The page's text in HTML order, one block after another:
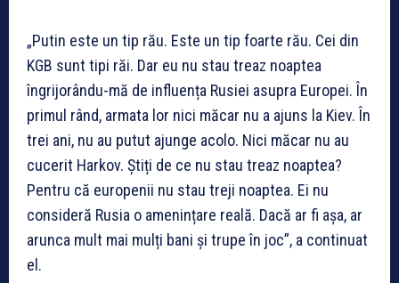
„Putin este un tip rău. Este un tip foarte rău. Cei din
KGB sunt tipi răi. Dar eu nu stau treaz noaptea
îngrijorându-mă de influența Rusiei asupra Europei. În
primul rând, armata lor nici măcar nu a ajuns la Kiev. În
trei ani, nu au putut ajunge acolo. Nici măcar nu au
cucerit Harkov. Știți de ce nu stau treaz noaptea?
Pentru că europenii nu stau treji noaptea. Ei nu
consideră Rusia o amenințare reală. Dacă ar fi așa, ar
arunca mult mai mulți bani și trupe în joc”, a continuat
el.